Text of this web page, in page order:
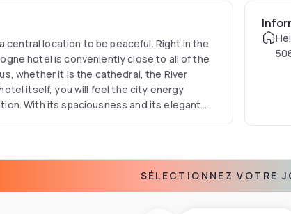
central location to be peaceful. Right in the
hotel is conveniently close to all of the
whether it is the cathedral, the River
itself, you will feel the city energy
With its spaciousness and its elegant
SÉLECTIONNEZ VOTRE